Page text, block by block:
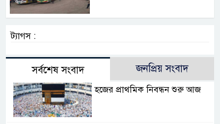
ট্যাগস :
সর্বশেষ সংবাদ জনপ্রিয় সংবাদ
হজের প্রাথমিক নিবন্ধন শুরু আজ